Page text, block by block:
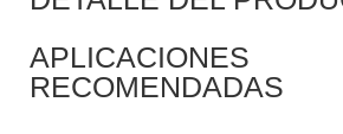
APLICACIONES
RECOMENDADAS